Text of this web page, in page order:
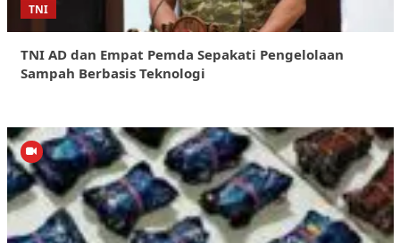
TNI
TNI AD dan Empat Pemda Sepakati Pengelolaan
Sampah Berbasis Teknologi